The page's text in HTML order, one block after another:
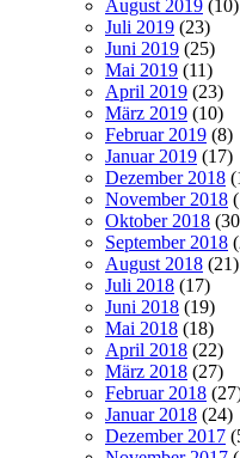
August 2019 (10)
Juli 2019 (23)
Juni 2019 (25)
Mai 2019 (11)
April 2019 (23)
März 2019 (10)
Februar 2019 (8)
Januar 2019 (17)
Dezember 2018
November 2018
Oktober 2018
September 2018
August 2018 (21)
Juli 2018 (17)
Juni 2018 (19)
Mai 2018 (18)
April 2018 (22)
März 2018 (27)
Februar 2018
Januar 2018 (24)
Dezember 2017